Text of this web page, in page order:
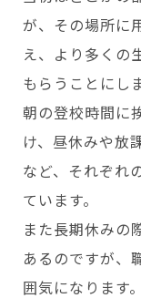
が、その場所に
え、より多くの
もらうことにし
朝の登校時間に
け、昼休みや放
など、それぞれ
ています。
また長期休みの
あるのですが、
囲気になります。